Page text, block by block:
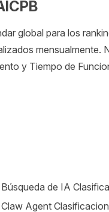
global para los
mensualmente.
y Tiempo de
Búsqueda de IA
Claw Agent